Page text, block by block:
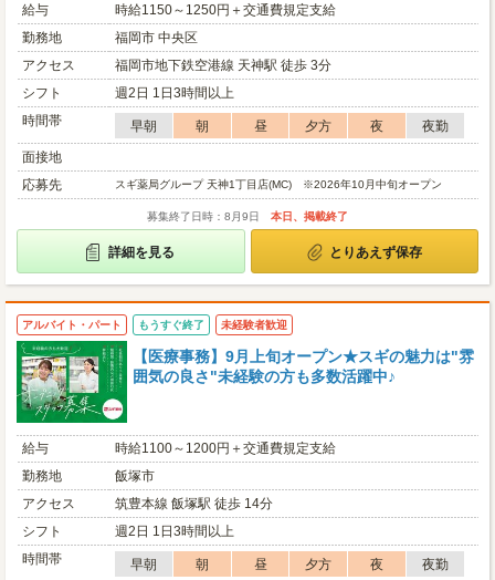
給与
時給1150～1250円＋交通費規定支給
勤務地
福岡市 中央区
アクセス
福岡市地下鉄空港線 天神駅 徒歩 3分
シフト
週2日 1日3時間以上
時間帯
早朝 朝 昼 夕方 夜
夜勤
面接地
応募先
スギ薬局グループ 天神1丁目店(MC) ※2026年10月中旬オープン
募集終了日時：8月9日 本日、掲載終了
詳細を見る とりあえず保存
アルバイト・パート もうすぐ終了 未経験者歓迎
【医療事務】9月上旬オープン★スギの魅力は"雰
囲気の良さ"未経験の方も多数活躍中♪
給与
時給1100～1200円＋交通費規定支給
勤務地
飯塚市
アクセス
筑豊本線 飯塚駅 徒歩 14分
シフト
週2日 1日3時間以上
時間帯
早朝 朝 昼 夕方 夜
夜勤